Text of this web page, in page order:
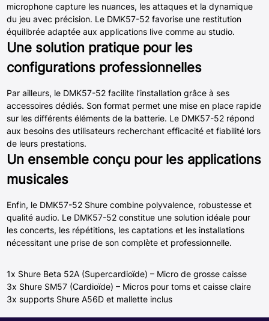
microphone capture les nuances, les attaques et la dynamique
du jeu avec précision. Le DMK57-52 favorise une restitution
équilibrée adaptée aux applications live comme au studio.
Une solution pratique pour les
configurations professionnelles
Par ailleurs, le DMK57-52 facilite l’installation grâce à ses
accessoires dédiés. Son format permet une mise en place rapide
sur les différents éléments de la batterie. Le DMK57-52 répond
aux besoins des utilisateurs recherchant efficacité et fiabilité lors
de leurs prestations.
Un ensemble conçu pour les applications
musicales
Enfin, le DMK57-52 Shure combine polyvalence, robustesse et
qualité audio. Le DMK57-52 constitue une solution idéale pour
les concerts, les répétitions, les captations et les installations
nécessitant une prise de son complète et professionnelle.
1x Shure Beta 52A (Supercardioïde) – Micro de grosse caisse
3x Shure SM57 (Cardioïde) – Micros pour toms et caisse claire
3x supports Shure A56D et mallette inclus